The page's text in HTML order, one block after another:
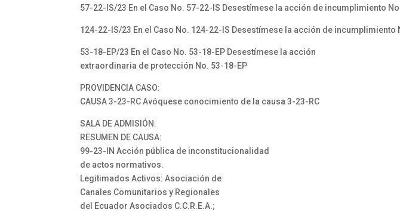
57-22-IS/23 En el Caso No. 57-22-IS Desestímese la acción de incumplimiento
124-22-IS/23 En el Caso No. 124-22-IS Desestímese la acción de incumplimiento
53-18-EP/23 En el Caso No. 53-18-EP Desestímese la acción
extraordinaria de protección No. 53-18-EP
PROVIDENCIA CASO:
CAUSA 3-23-RC Avóquese conocimiento de la causa 3-23-RC
SALA DE ADMISIÓN:
RESUMEN DE CAUSA:
99-23-IN Acción pública de inconstitucionalidad
de actos normativos.
Legitimados Activos: Asociación de
Canales Comunitarios y Regionales
del Ecuador Asociados C.C.R.E.A.;